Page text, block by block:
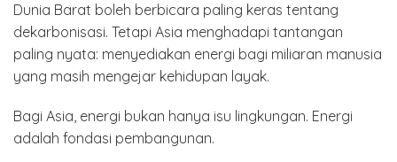
Dunia Barat boleh berbicara paling keras tentang
dekarbonisasi. Tetapi Asia menghadapi tantangan
paling nyata: menyediakan energi bagi miliaran manusia
yang masih mengejar kehidupan layak.
Bagi Asia, energi bukan hanya isu lingkungan. Energi
adalah fondasi pembangunan.